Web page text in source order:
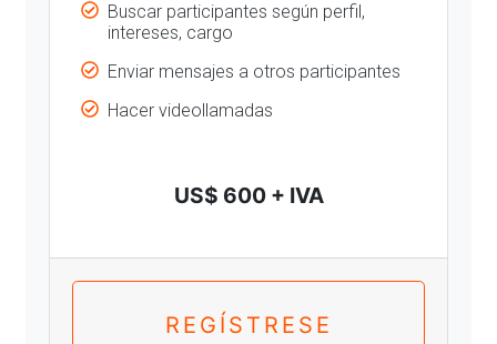
Buscar participantes según perfil,
intereses, cargo
Enviar mensajes a otros participantes
Hacer videollamadas
US$ 600 + IVA
REGÍSTRESE